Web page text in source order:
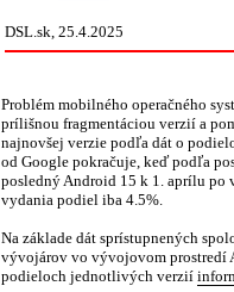
DSL.sk, 25.4.2025
Problém mobilného operačného
prílišnou fragmentáciou verzií a
najnovšej verzie podľa dát o
od Google pokračuje, keď podľa
posledný Android 15 k 1. aprílu po
vydania podiel iba 4.5%.
Na základe dát sprístupnených
vývojárov vo vývojovom prostredí
podieloch jednotlivých verzií